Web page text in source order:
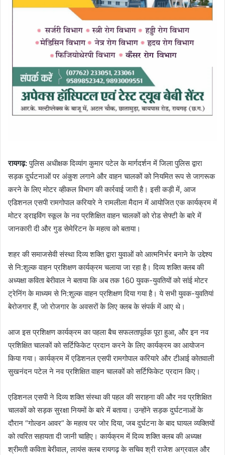
रायगढ़:पुलिस अधीक्षक दिव्यांग कुमार पटेल के मार्गदर्शन में जिला पुलिस द्वारा
सड़क दुर्घटनाओं पर अंकुश लगाने और वाहन चालकों को नियमित रूप से जागरूक
करने के लिए मोटर व्हीकल विभाग की कार्रवाई जारी है। इसी कड़ी में, आज
एडिशनल एसपी रामगोपाल करियारे ने रामलीला मैदान में आयोजित एक कार्यक्रम में
मोटर ड्राइविंग स्कूल के नव प्रशिक्षित वाहन चालकों को रोड सेफ्टी के बारे में
जानकारी दी और गुड सेमेरिटन के महत्व को बताया।
शहर की समाजसेवी संस्था दिव्य शक्ति द्वारा युवाओं को आत्मनिर्भर बनाने के उद्देश्य
से नि:शुल्क वाहन प्रशिक्षण कार्यक्रम चलाया जा रहा है। दिव्य शक्ति क्लब की
अध्यक्षा कविता बेरीवाल ने बताया कि अब तक 160 युवक-युवतियों को सांई मोटर
ट्रेनिंग के माध्यम से नि:शुल्क वाहन प्रशिक्षण दिया गया है। ये सभी युवक-युवतियां
बेरोजगार हैं, जो रोजगार के अवसरों के लिए क्लब के संपर्क में आए थे।
आज इस प्रशिक्षण कार्यक्रम का पहला बैच सफलतापूर्वक पूरा हुआ, और इन नव
प्रशिक्षित चालकों को सर्टिफिकेट प्रदान करने के लिए कार्यक्रम का आयोजन
किया गया। कार्यक्रम में एडिशनल एसपी रामगोपाल करियारे और टीआई कोतवाली
सुखनंदन पटेल ने नव प्रशिक्षित वाहन चालकों को सर्टिफिकेट प्रदान किए।
एडिशनल एसपी ने दिव्य शक्ति संस्था की पहल की सराहना की और नव प्रशिक्षित
चालकों को सड़क सुरक्षा नियमों के बारे में बताया। उन्होंने सड़क दुर्घटनाओं के
दौरान “गोल्डन आवर” के महत्व पर जोर दिया, जब दुर्घटना के बाद घायल व्यक्तियों
को त्वरित सहायता दी जानी चाहिए। कार्यक्रम में दिव्य शक्ति क्लब की अध्यक्ष
श्रीमती कविता बेरीवाल, लायंस क्लब रायगढ़ के सचिव श्री राजेश अग्रवाल और